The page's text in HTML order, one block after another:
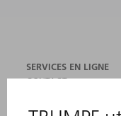
SERVICES EN LIGNE
CONTACT
MANIFESTATIONS ET